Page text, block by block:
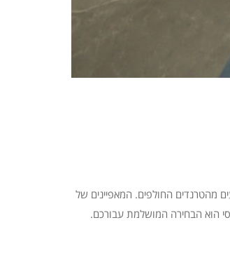
מהטרנדים החולפים. המאפיינים של
הוא הבחירה המושלמת עבורכם.